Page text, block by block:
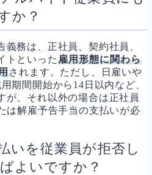
か？
務は、正社員、契約社員、
トといった雇用形態に関わら
されます。ただし、日雇いや
期間開始から14日以内など、
が、それ以外の場合は正社員
は解雇予告手当の支払いが必
いを従業員が拒否し
よいですか？